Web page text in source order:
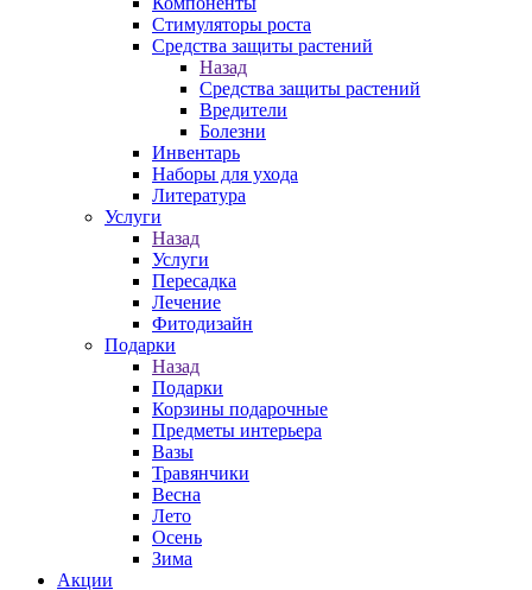
Стимуляторы роста
Средства защиты растений
Назад
Средства защиты растений
Вредители
Болезни
Инвентарь
Наборы для ухода
Литература
Услуги
Назад
Услуги
Пересадка
Лечение
Фитодизайн
Подарки
Назад
Подарки
Корзины подарочные
Предметы интерьера
Вазы
Травянчики
Весна
Лето
Осень
Зима
Акции